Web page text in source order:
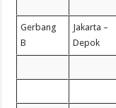
Gerbang
B
Jakarta –
Depok